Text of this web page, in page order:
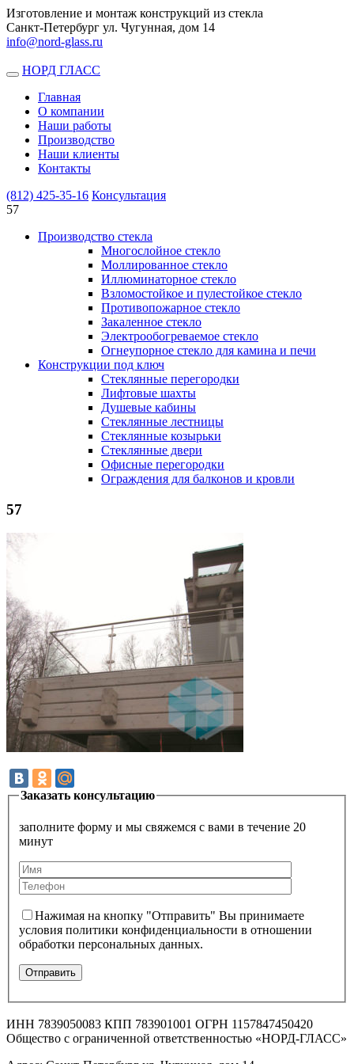
Изготовление и монтаж конструкций из стекла
Санкт-Петербург ул. Чугунная, дом 14
info@nord-glass.ru
Toggle
navigation
НОРД ГЛАСС
Главная
О компании
Наши работы
Производство
Наши клиенты
Контакты
(812) 425-35-16 Консультация
57
Производство стекла
Многослойное стекло
Моллированное стекло
Иллюминаторное стекло
Взломостойкое и пулестойкое стекло
Противопожарное стекло
Закаленное стекло
Электрообогреваемое стекло
Огнеупорное стекло для камина и печи
Конструкции под ключ
Стеклянные перегородки
Лифтовые шахты
Душевые кабины
Cтеклянные лестницы
Cтеклянные козырьки
Cтеклянные двери
Офисные перегородки
Ограждения для балконов и кровли
57
Заказать консультацию
заполните форму и мы свяжемся с вами в течение 20
минут
Нажимая на кнопку "Отправить" Вы принимаете
условия политики конфиденциальности в отношении
обработки персональных данных.
ИНН 7839050083 КПП 783901001 ОГРН 1157847450420
Общество с ограниченной ответственностью «НОРД-ГЛАСС»